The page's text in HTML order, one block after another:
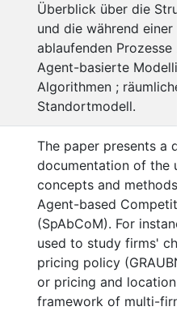
Überblick über die
und die während einer
ablaufenden Prozesse
Agent-basierte
Algorithmen ; räumliche
Standortmodell.
The paper presents a
documentation of the
concepts and methods
Agent-based
(SpAbCoM). For
used to study firms'
pricing policy
or pricing and location
framework of multi-firm